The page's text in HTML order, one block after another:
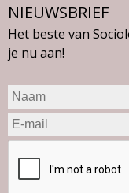
NIEUWSBRIEF
Het beste van
je nu aan!